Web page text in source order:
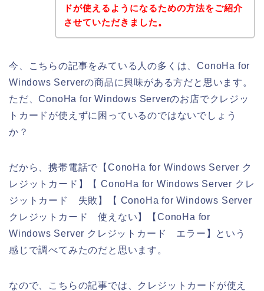
ドが使えるようになるための方法をご紹介
させていただきました。
今、こちらの記事をみている人の多くは、ConoHa for
Windows Serverの商品に興味がある方だと思います。
ただ、ConoHa for Windows Serverのお店でクレジッ
トカードが使えずに困っているのではないでしょう
か？
だから、携帯電話で【ConoHa for Windows Server ク
レジットカード】【 ConoHa for Windows Server クレ
ジットカード 失敗】【 ConoHa for Windows Server
クレジットカード 使えない】【ConoHa for
Windows Server クレジットカード エラー】という
感じで調べてみたのだと思います。
なので、こちらの記事では、クレジットカードが使え